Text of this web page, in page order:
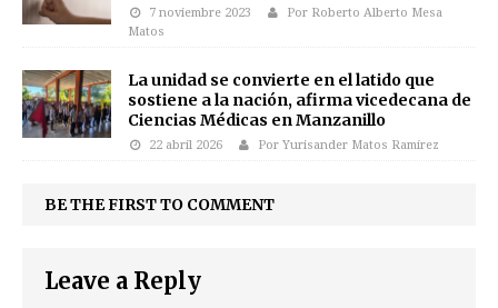
7 noviembre 2023
Por Roberto Alberto Mesa
Matos
La unidad se convierte en el latido que
sostiene a la nación, afirma vicedecana de
Ciencias Médicas en Manzanillo
22 abril 2026 Por Yurisander Matos Ramírez
BE THE FIRST TO COMMENT
Leave a Reply